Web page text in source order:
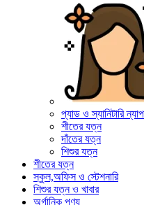
প্যাড ও স্যানিটারি
শীতের যত্ন
দাঁতের যত্ন
শিশুর যত্ন
শীতের যত্ন
স্কুল,অফিস ও স্টেশনারি
শিশুর যত্ন ও খাবার
অর্গানিক পণ্য